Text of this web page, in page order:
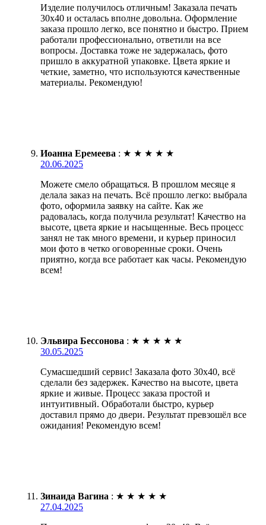
Изделие получилось отличным! Заказала печать
30х40 и осталась вполне довольна. Оформление
заказа прошло легко, все понятно и быстро. Прием
работали профессионально, ответили на все
вопросы. Доставка тоже не задержалась, фото
пришло в аккуратной упаковке. Цвета яркие и
четкие, заметно, что используются качественные
материалы. Рекомендую!
Иоанна Еремеева : ★ ★ ★ ★ ★
20.06.2025
Можете смело обращаться. В прошлом месяце я
делала заказ на печать. Всё прошло легко: выбрала
фото, оформила заявку на сайте. Как же
радовалась, когда получила результат! Качество на
высоте, цвета яркие и насыщенные. Весь процесс
занял не так много времени, и курьер приносил
мои фото в четко оговоренные сроки. Очень
приятно, когда все работает как часы. Рекомендую
всем!
Эльвира Бессонова : ★ ★ ★ ★ ★
30.05.2025
Сумасшедший сервис! Заказала фото 30х40, всё
сделали без задержек. Качество на высоте, цвета
яркие и живые. Процесс заказа простой и
интуитивный. Обработали быстро, курьер
доставил прямо до двери. Результат превзошёл все
ожидания! Рекомендую всем!
Зинаида Вагина : ★ ★ ★ ★ ★
27.04.2025